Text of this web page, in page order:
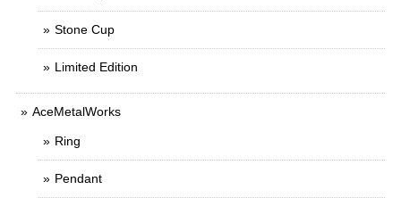
Stone Cup
Limited Edition
AceMetalWorks
Ring
Pendant